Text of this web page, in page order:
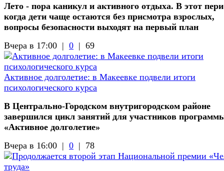
Лето - пора каникул и активного отдыха. В этот
когда дети чаще остаются без присмотра взрослых,
вопросы безопасности выходят на первый план
Вчера в 17:00 | 0 | 69
Активное долголетие: в Макеевке подвели итоги
психологического курса
В Центрально-Городском внутригородском районе
завершился цикл занятий для участников
«Активное долголетие»
Вчера в 16:00 | 0 | 78